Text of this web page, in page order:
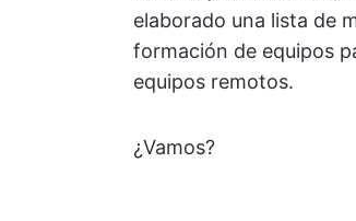
elaborado una lista de
formación de equipos
equipos remotos.
¿Vamos?